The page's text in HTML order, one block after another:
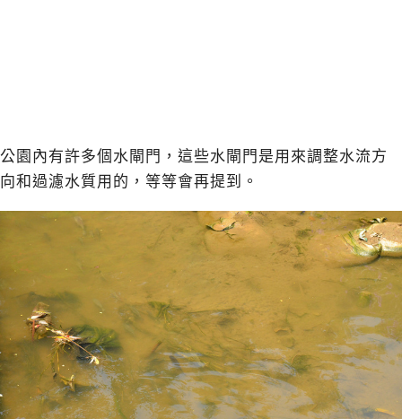
公園內有許多個水閘門，這些水閘門是用來調整水流方
向和過濾水質用的，等等會再提到。